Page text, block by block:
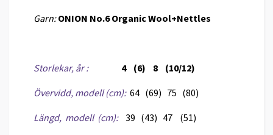
Garn: ONION No.6 Organic Wool+Nettles
Storlekar, år : 4(6) 8 (10/12)
Övervidd, modell (cm):64 (69) 75 (80)
Längd, modell (cm):39 (43) 47 (51)